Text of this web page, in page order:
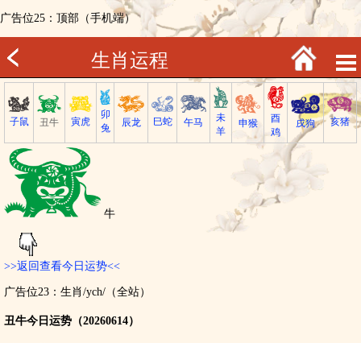
广告位25：顶部（手机端）
生肖运程
子鼠 丑牛 寅虎
卯
兔
辰龙 巳蛇 午马
未
羊
申猴
酉
鸡
戌狗 亥猪
牛
>>返回查看今日运势<<
广告位23：生肖/ych/（全站）
丑牛今日运势（20260614）